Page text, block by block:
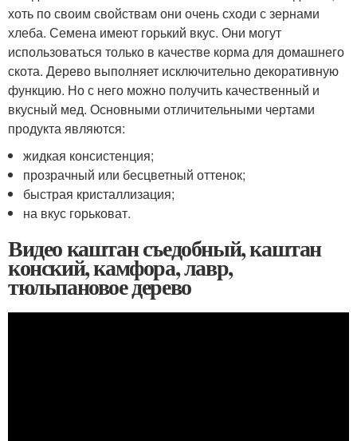
хоть по своим свойствам они очень сходи с зернами
хлеба. Семена имеют горький вкус. Они могут
использоваться только в качестве корма для домашнего
скота. Дерево выполняет исключительно декоративную
функцию. Но с него можно получить качественный и
вкусный мед. Основными отличительными чертами
продукта являются:
жидкая консистенция;
прозрачный или бесцветный оттенок;
быстрая кристаллизация;
на вкус горьковат.
Видео каштан съедобный, каштан
конский, камфора, лавр,
тюльпановое дерево